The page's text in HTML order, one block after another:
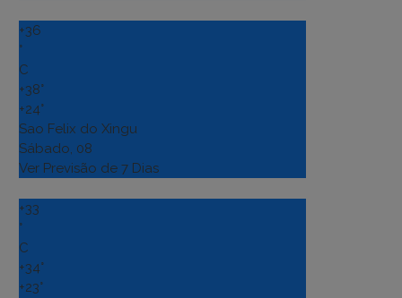
+36
°
C
+38°
+24°
Sao Felix do Xingu
Sábado, 08
Ver Previsão de 7 Dias
+33
°
C
+34°
+23°